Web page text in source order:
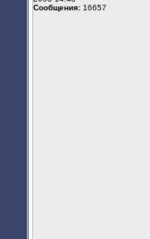
Сообщения: 16657